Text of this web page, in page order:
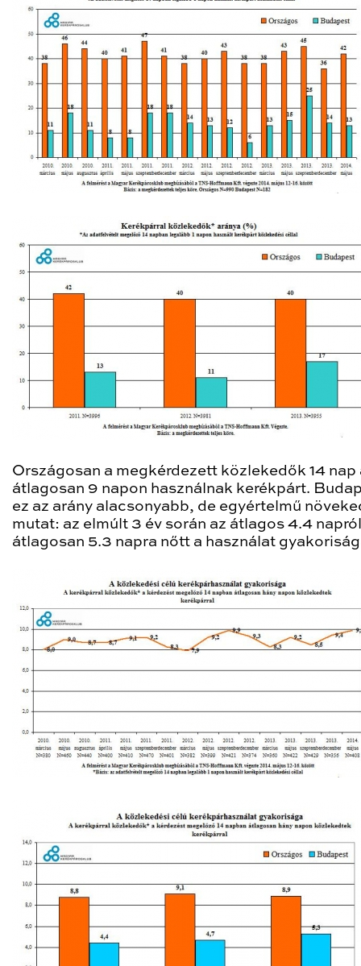
Országosan a megkérdezett közlekedők 14 nap
átlagosan 9 napon használnak kerékpárt.
ez az arány alacsonyabb, de egyértelmű
mutat: az elmúlt 3 év során az átlagos 4.4 napról
átlagosan 5.3 napra nőtt a használat